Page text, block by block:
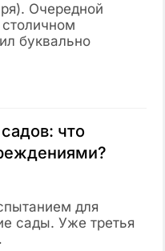
Очередной
буквально
что
для
сады. Уже третья